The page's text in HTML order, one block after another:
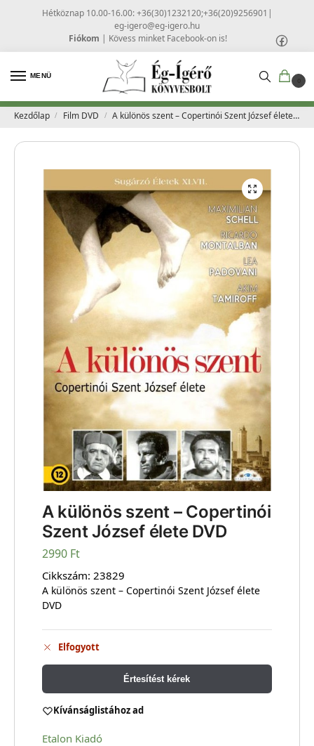
Hétköznap 10.00-16.00: +36(30)1232120;+36(20)9256901 |
eg-igero@eg-igero.hu
Fiókom | Kövess minket Facebook-on is!
MENÜ
0
Kezdőlap / Film DVD / A különös szent – Copertinói Szent József élete DVD
A különös szent – Copertinói
Szent József élete DVD
2990 Ft
Cikkszám: 23829
A különös szent – Copertinói Szent József élete
DVD
Elfogyott
Értesítést kérek
Kívánságlistához ad
Etalon Kiadó